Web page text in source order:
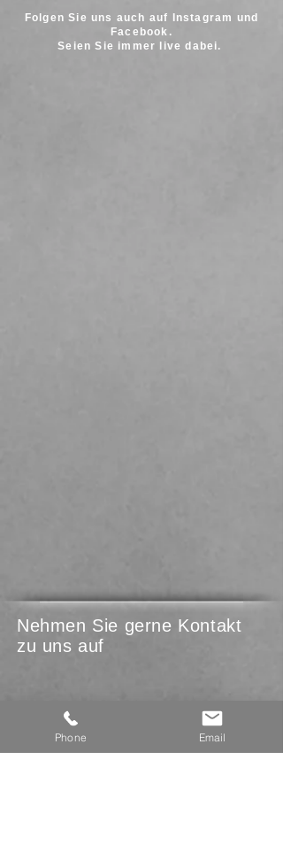
Folgen Sie uns auch auf Instagram und
Facebook.
Seien Sie immer live dabei.
Nehmen Sie gerne Kontakt
zu uns auf
Phone Email